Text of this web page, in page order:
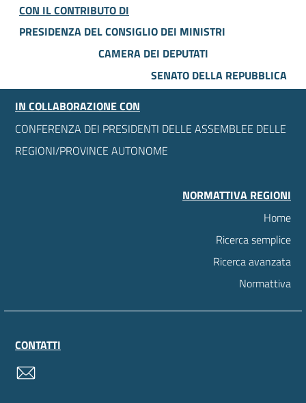
CON IL CONTRIBUTO DI
PRESIDENZA DEL CONSIGLIO DEI MINISTRI
CAMERA DEI DEPUTATI
SENATO DELLA REPUBBLICA
IN COLLABORAZIONE CON
CONFERENZA DEI PRESIDENTI DELLE ASSEMBLEE DELLE
REGIONI/PROVINCE AUTONOME
NORMATTIVA REGIONI
Home
Ricerca semplice
Ricerca avanzata
Normattiva
CONTATTI